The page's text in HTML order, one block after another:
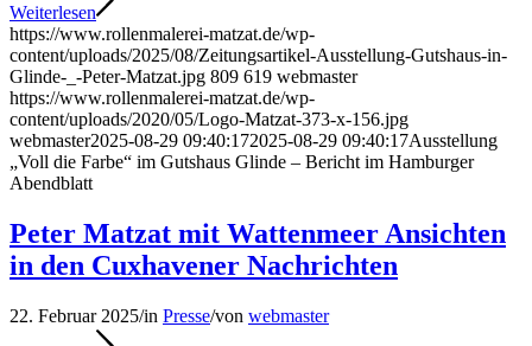
Weiterlesen
https://www.rollenmalerei-matzat.de/wp-
content/uploads/2025/08/Zeitungsartikel-Ausstellung-Gutshaus-in-
Glinde-_-Peter-Matzat.jpg 809 619 webmaster
https://www.rollenmalerei-matzat.de/wp-
content/uploads/2020/05/Logo-Matzat-373-x-156.jpg
webmaster2025-08-29 09:40:172025-08-29 09:40:17Ausstellung
„Voll die Farbe“ im Gutshaus Glinde – Bericht im Hamburger
Abendblatt
Peter Matzat mit Wattenmeer Ansichten
in den Cuxhavener Nachrichten
22. Februar 2025/in Presse/von webmaster